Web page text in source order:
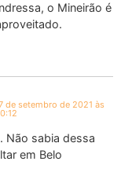
o Mineirão é
de setembro de 2021 às
Não sabia dessa
em Belo